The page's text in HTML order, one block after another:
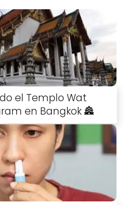
el Templo Wat
en Bangkok 🏯